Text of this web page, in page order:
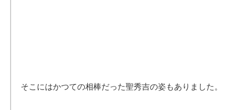
そこにはかつての相棒だった聖秀吉の姿もありました。